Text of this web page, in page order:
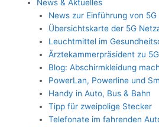
News & Aktuelles
News zur Einführung von 5G
Übersichtskarte der 5G
Leuchtmittel im
Ärztekammerpräsident zu 5G
Blog: Abschirmkleidung
PowerLan, Powerline und
Handy in Auto, Bus & Bahn
Tipp für zweipolige Stecker
Telefonate im fahrenden